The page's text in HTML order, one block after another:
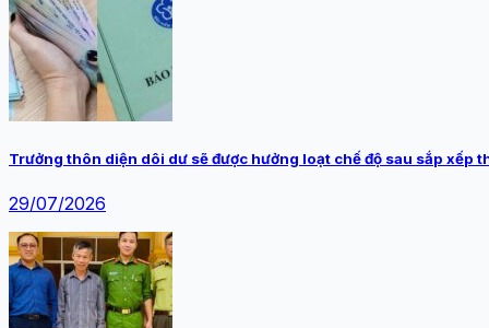
Trưởng thôn diện dôi dư sẽ được hưởng loạt chế độ sau sắp xếp
29/07/2026